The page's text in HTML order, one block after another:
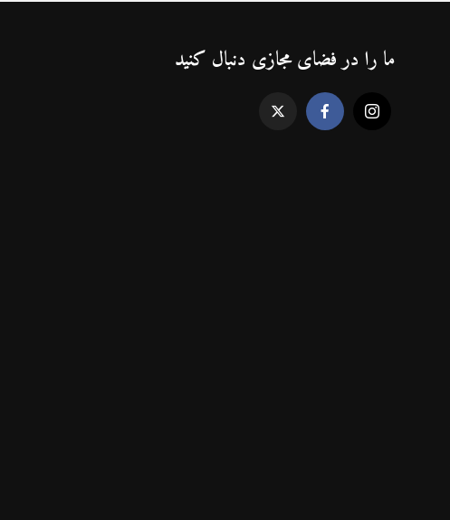
ما را در فضای مجازی دنبال کنید